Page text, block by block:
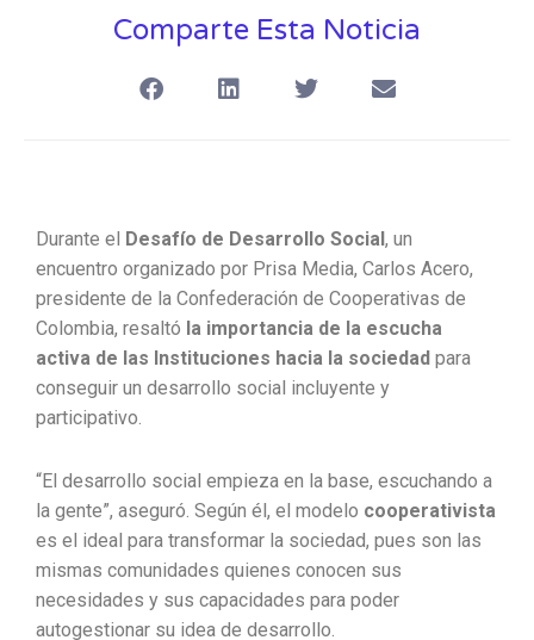
Comparte Esta Noticia
Durante el Desafío de Desarrollo Social , un
encuentro organizado por Prisa Media, Carlos Acero,
presidente de la Confederación de Cooperativas de
Colombia, resaltó la importancia de la escucha
activa de las Instituciones hacia la sociedad para
conseguir un desarrollo social incluyente y
participativo.
“El desarrollo social empieza en la base, escuchando a
la gente”, aseguró. Según él, el modelo cooperativista
es el ideal para transformar la sociedad, pues son las
mismas comunidades quienes conocen sus
necesidades y sus capacidades para poder
autogestionar su idea de desarrollo.